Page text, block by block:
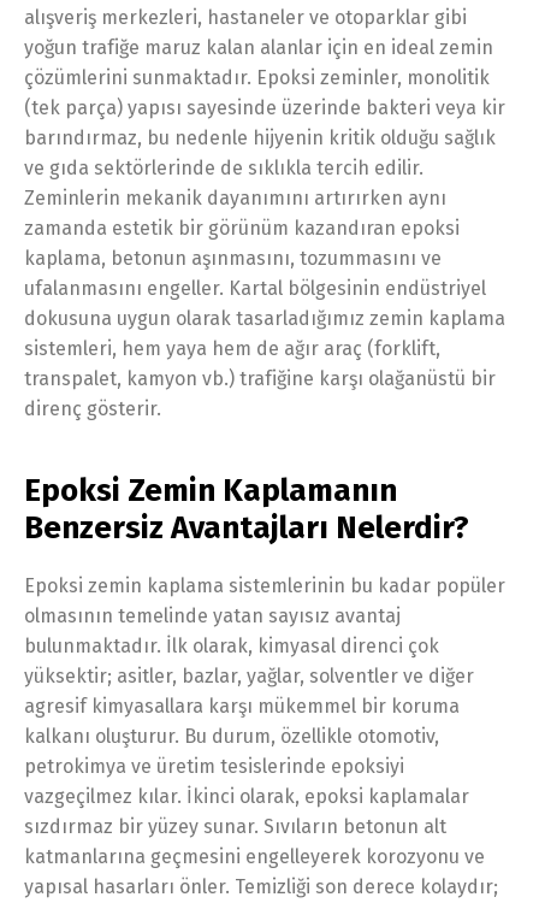
alışveriş merkezleri, hastaneler ve otoparklar gibi
yoğun trafiğe maruz kalan alanlar için en ideal zemin
çözümlerini sunmaktadır. Epoksi zeminler, monolitik
(tek parça) yapısı sayesinde üzerinde bakteri veya kir
barındırmaz, bu nedenle hijyenin kritik olduğu sağlık
ve gıda sektörlerinde de sıklıkla tercih edilir.
Zeminlerin mekanik dayanımını artırırken aynı
zamanda estetik bir görünüm kazandıran epoksi
kaplama, betonun aşınmasını, tozummasını ve
ufalanmasını engeller. Kartal bölgesinin endüstriyel
dokusuna uygun olarak tasarladığımız zemin kaplama
sistemleri, hem yaya hem de ağır araç (forklift,
transpalet, kamyon vb.) trafiğine karşı olağanüstü bir
direnç gösterir.
Epoksi Zemin Kaplamanın
Benzersiz Avantajları Nelerdir?
Epoksi zemin kaplama sistemlerinin bu kadar popüler
olmasının temelinde yatan sayısız avantaj
bulunmaktadır. İlk olarak, kimyasal direnci çok
yüksektir; asitler, bazlar, yağlar, solventler ve diğer
agresif kimyasallara karşı mükemmel bir koruma
kalkanı oluşturur. Bu durum, özellikle otomotiv,
petrokimya ve üretim tesislerinde epoksiyi
vazgeçilmez kılar. İkinci olarak, epoksi kaplamalar
sızdırmaz bir yüzey sunar. Sıvıların betonun alt
katmanlarına geçmesini engelleyerek korozyonu ve
yapısal hasarları önler. Temizliği son derece kolaydır;